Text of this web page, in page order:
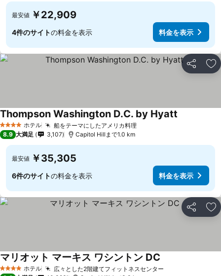
最安値 ￥22,909
4件のサイトの料金を表示 料金を表示
シェア お
4 ホテルのランク
ホテル 船をテーマにしたアメリカ料理
Thompson Washington D.C. by Hyatt
8.9 大満足 3,107 Capitol Hillまで1.0 km
最安値 ￥35,305
6件のサイトの料金を表示 料金を表示
シェア お
4 ホテルのランク
ホテル 広々とした2階建てフィットネスセンター
マリオット マーキス ワシントン DC